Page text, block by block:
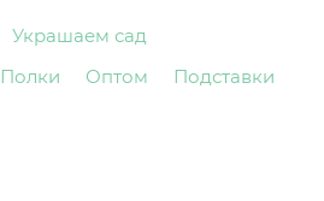
Украшаем сад
Полки Оптом
Подставки